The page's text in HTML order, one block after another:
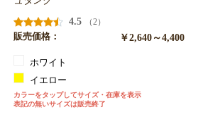
4.5
（2）
販売価格：
￥2,640～4,400
ホワイト
イエロー
カラーをタップしてサイズ・在庫を表示
表記の無いサイズは販売終了